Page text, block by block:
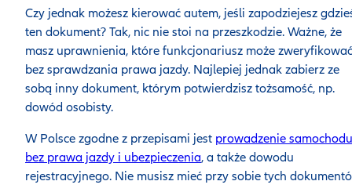
Czy jednak możesz kierować autem, jeśli zapodziejesz
ten dokument? Tak, nic nie stoi na przeszkodzie. Ważne, że
masz uprawnienia, które funkcjonariusz może zweryfikować
bez sprawdzania prawa jazdy. Najlepiej jednak zabierz ze
sobą inny dokument, którym potwierdzisz tożsamość, np.
dowód osobisty.
W Polsce zgodne z przepisami jest prowadzenie samochodu
bez prawa jazdy i ubezpieczenia, a także dowodu
rejestracyjnego. Nie musisz mieć przy sobie tych